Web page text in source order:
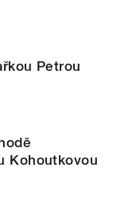
Petrou
Kohoutkovou